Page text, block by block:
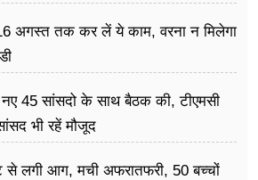
अगस्त तक कर लें ये काम, वरना न मिलेगा
नए 45 सांसदो के साथ बैठक की, टीएमसी
भी रहें मौजूद
से लगी आग, मची अफरातफरी, 50 बच्चों